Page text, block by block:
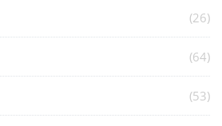
(26)
(64)
(53)